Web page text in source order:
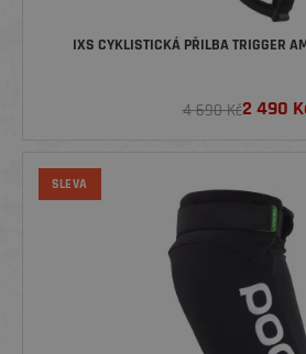
IXS CYKLISTICKÁ PŘILBA TRIGGER
4 690 Kč2 490
SLEVA